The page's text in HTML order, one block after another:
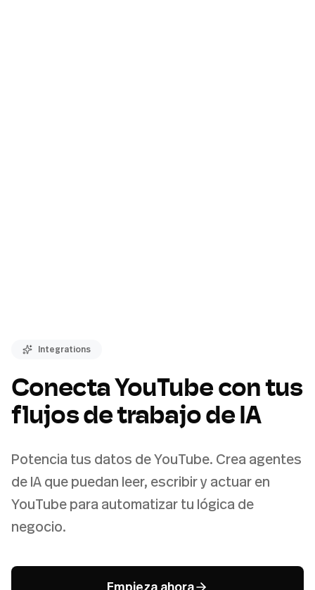
Integrations
Conecta YouTube con tus
flujos de trabajo de IA
Potencia tus datos de YouTube. Crea agentes
de IA que puedan leer, escribir y actuar en
YouTube para automatizar tu lógica de
negocio.